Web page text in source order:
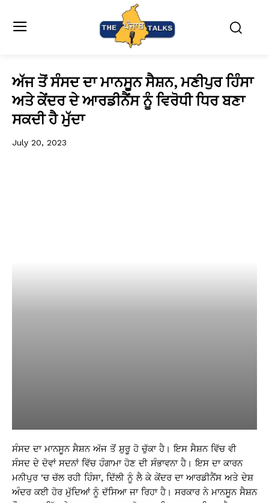
ਅੱਜ ਤੋਂ ਸੰਸਦ ਦਾ ਮਾਨਸੂਨ ਸੈਸ਼ਨ, ਮਣੀਪੁਰ ਹਿੰਸਾ
ਅਤੇ ਕੇਂਦਰ ਦੇ ਆਰਡੀਨੈਂਸ ਨੂੰ ਵਿਰੋਧੀ ਧਿਰ ਬਣਾ
ਸਕਦੀ ਹੈ ਮੁੱਦਾ
July 20, 2023
ਸੰਸਦ ਦਾ ਮਾਨਸੂਨ ਸੈਸ਼ਨ ਅੱਜ ਤੋਂ ਸ਼ੁਰੂ ਹੋ ਚੁੱਕਾ ਹੈ। ਇਸ ਸੈਸ਼ਨ ਵਿੱਚ ਵੀ
ਸੰਸਦ ਦੇ ਦੋਵਾਂ ਸਦਨਾਂ ਵਿੱਚ ਹੰਗਾਮਾ ਹੋਣ ਦੀ ਸੰਭਾਵਨਾ ਹੈ। ਇਸ ਦਾ ਕਾਰਨ
ਮਨੀਪੁਰ ‘ਚ ਚੱਲ ਰਹੀ ਹਿੰਸਾ, ਦਿੱਲੀ ਨੂੰ ਲੈ ਕੇ ਕੇਂਦਰ ਦਾ ਆਰਡੀਨੈਂਸ ਅਤੇ ਦੇਸ਼
ਅੰਦਰ ਕਈ ਹੋਰ ਮੁੱਦਿਆਂ ਨੂੰ ਦੱਸਿਆ ਜਾ ਰਿਹਾ ਹੈ। ਸਰਕਾਰ ਨੇ ਮਾਨਸੂਨ ਸੈਸ਼ਨ